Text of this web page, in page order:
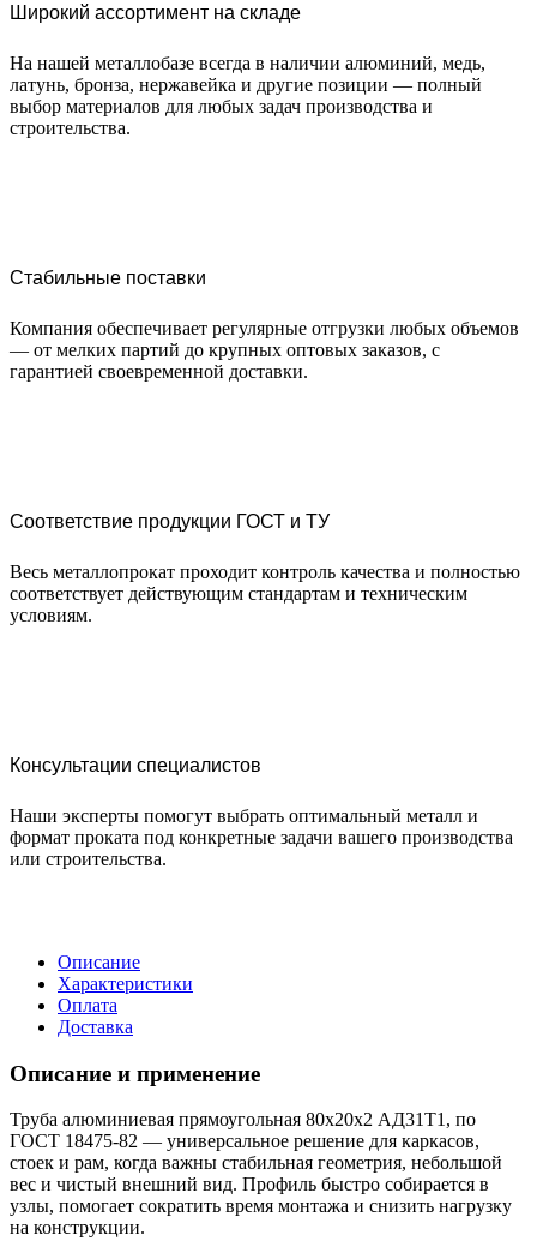
Широкий ассортимент на складе
На нашей металлобазе всегда в наличии алюминий, медь,
латунь, бронза, нержавейка и другие позиции — полный
выбор материалов для любых задач производства и
строительства.
Стабильные поставки
Компания обеспечивает регулярные отгрузки любых объемов
— от мелких партий до крупных оптовых заказов, с
гарантией своевременной доставки.
Соответствие продукции ГОСТ и ТУ
Весь металлопрокат проходит контроль качества и полностью
соответствует действующим стандартам и техническим
условиям.
Консультации специалистов
Наши эксперты помогут выбрать оптимальный металл и
формат проката под конкретные задачи вашего производства
или строительства.
Описание
Характеристики
Оплата
Доставка
Описание и применение
Труба алюминиевая прямоугольная 80х20х2 АД31Т1, по
ГОСТ 18475-82 — универсальное решение для каркасов,
стоек и рам, когда важны стабильная геометрия, небольшой
вес и чистый внешний вид. Профиль быстро собирается в
узлы, помогает сократить время монтажа и снизить нагрузку
на конструкции.